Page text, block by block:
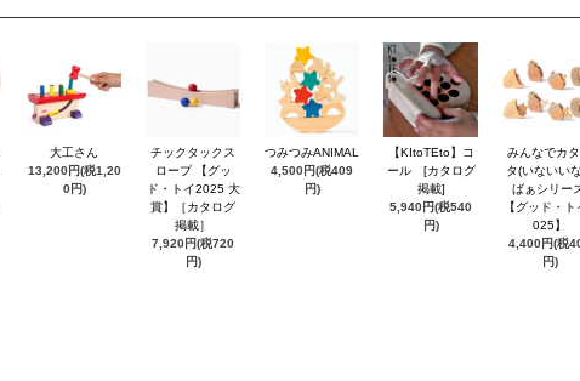
大工さん
13,200円(税1,20
0円)
チックタックス
ロープ 【グッ
ド・トイ2025 大
賞】［カタログ
掲載］
7,920円(税720
円)
つみつみANIMAL
4,500円(税409
円)
【KItoTEto】コ
ール [カタログ
掲載]
5,940円(税540
円)
みんなでカ
タ(いないい
ばぁシリー
【グッド・ト
025】
4,400円(税
円)